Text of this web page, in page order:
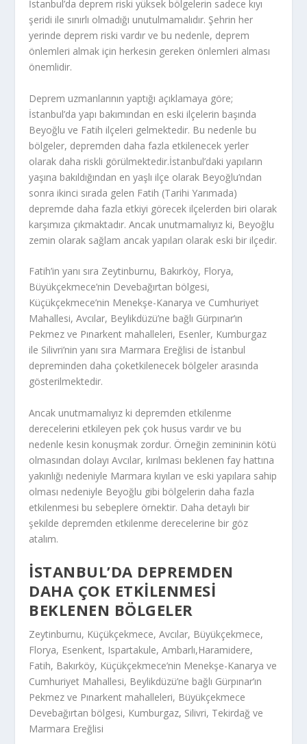
İstanbul’da deprem riski yüksek bölgelerin sadece kıyı
şeridi ile sınırlı olmadığı unutulmamalıdır. Şehrin her
yerinde deprem riski vardır ve bu nedenle, deprem
önlemleri almak için herkesin gereken önlemleri alması
önemlidir.
Deprem uzmanlarının yaptığı açıklamaya göre;
İstanbul’da yapı bakımından en eski ilçelerin başında
Beyoğlu ve Fatih ilçeleri gelmektedir. Bu nedenle bu
bölgeler, depremden daha fazla etkilenecek yerler
olarak daha riskli görülmektedir.İstanbul’daki yapıların
yaşına bakıldığından en yaşlı ilçe olarak Beyoğlu’ndan
sonra ikinci sırada gelen Fatih (Tarihi Yarımada)
depremde daha fazla etkiyi görecek ilçelerden biri olarak
karşımıza çıkmaktadır. Ancak unutmamalıyız ki, Beyoğlu
zemin olarak sağlam ancak yapıları olarak eski bir ilçedir.
Fatih’in yanı sıra Zeytinburnu, Bakırköy, Florya,
Büyükçekmece’nin Devebağırtan bölgesi,
Küçükçekmece’nin Menekşe-Kanarya ve Cumhuriyet
Mahallesi, Avcılar, Beylikdüzü’ne bağlı Gürpınar’ın
Pekmez ve Pınarkent mahalleleri, Esenler, Kumburgaz
ile Silivri’nin yanı sıra Marmara Ereğlisi de İstanbul
depreminden daha çoketkilenecek bölgeler arasında
gösterilmektedir.
Ancak unutmamalıyız ki depremden etkilenme
derecelerini etkileyen pek çok husus vardır ve bu
nedenle kesin konuşmak zordur. Örneğin zemininin kötü
olmasından dolayı Avcılar, kırılması beklenen fay hattına
yakınlığı nedeniyle Marmara kıyıları ve eski yapılara sahip
olması nedeniyle Beyoğlu gibi bölgelerin daha fazla
etkilenmesi bu sebeplere örnektir. Daha detaylı bir
şekilde depremden etkilenme derecelerine bir göz
atalım.
İSTANBUL’DA DEPREMDEN
DAHA ÇOK ETKILENMESI
BEKLENEN BÖLGELER
Zeytinburnu, Küçükçekmece, Avcılar, Büyükçekmece,
Florya, Esenkent, Ispartakule, Ambarlı,Haramidere,
Fatih, Bakırköy, Küçükçekmece’nin Menekşe-Kanarya ve
Cumhuriyet Mahallesi, Beylikdüzü’ne bağlı Gürpınar’ın
Pekmez ve Pınarkent mahalleleri, Büyükçekmece
Devebağırtan bölgesi, Kumburgaz, Silivri, Tekirdağ ve
Marmara Ereğlisi